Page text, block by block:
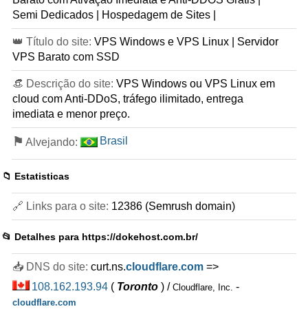
Semi Dedicados | Hospedagem de Sites |
👑 Título do site: VPS Windows e VPS Linux | Servidor
VPS Barato com SSD
👒 Descrição do site: VPS Windows ou VPS Linux em
cloud com Anti-DDoS, tráfego ilimitado, entrega
imediata e menor preço.
⚑ Alvejando: Brasil
📁 Estatisticas
🔗 Links para o site: 12386 (Semrush domain)
📂 Detalhes para https://dokehost.com.br/
📥 DNS do site: curt.ns.cloudflare.com =>
108.162.193.94 ( Toronto ) / Cloudflare, Inc. -
cloudflare.com